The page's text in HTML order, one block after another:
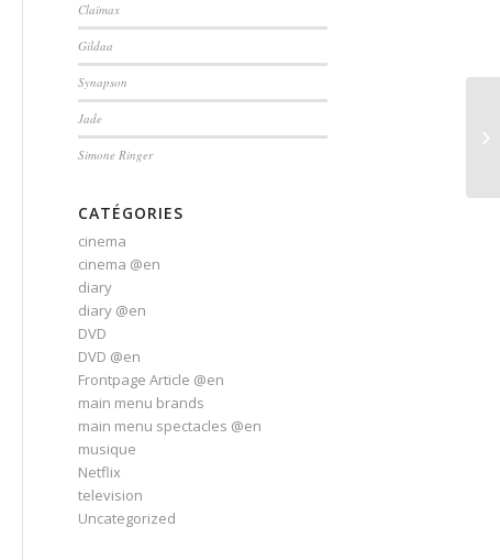
Claïmax
Gildaa
Synapson
Jade
Simone Ringer
CATÉGORIES
cinema
cinema @en
diary
diary @en
DVD
DVD @en
Frontpage Article @en
main menu brands
main menu spectacles @en
musique
Netflix
television
Uncategorized